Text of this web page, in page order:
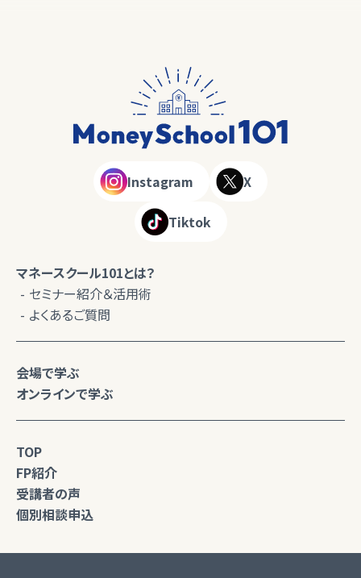
Instagram X
Tiktok
マネースクール101とは？
セミナー紹介＆活用術
よくあるご質問
会場で学ぶ
オンラインで学ぶ
TOP
FP紹介
受講者の声
個別相談申込